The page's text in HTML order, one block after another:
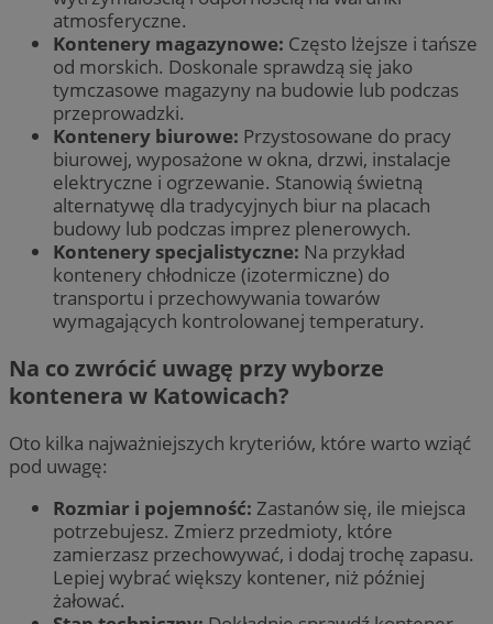
atmosferyczne.
Kontenery magazynowe: Często lżejsze i tańsze
od morskich. Doskonale sprawdzą się jako
tymczasowe magazyny na budowie lub podczas
przeprowadzki.
Kontenery biurowe: Przystosowane do pracy
biurowej, wyposażone w okna, drzwi, instalacje
elektryczne i ogrzewanie. Stanowią świetną
alternatywę dla tradycyjnych biur na placach
budowy lub podczas imprez plenerowych.
Kontenery specjalistyczne: Na przykład
kontenery chłodnicze (izotermiczne) do
transportu i przechowywania towarów
wymagających kontrolowanej temperatury.
Na co zwrócić uwagę przy wyborze
kontenera w Katowicach?
Oto kilka najważniejszych kryteriów, które warto wziąć
pod uwagę:
Rozmiar i pojemność: Zastanów się, ile miejsca
potrzebujesz. Zmierz przedmioty, które
zamierzasz przechowywać, i dodaj trochę zapasu.
Lepiej wybrać większy kontener, niż później
żałować.